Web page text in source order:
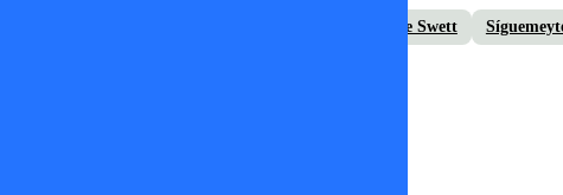
Mane Swett